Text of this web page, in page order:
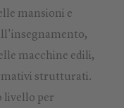
mansioni e
macchine edili,
strutturati.
livello per